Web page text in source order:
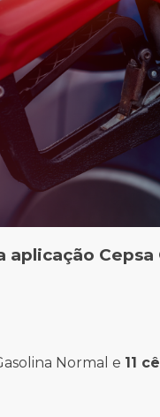
aplicação
Normal e 11